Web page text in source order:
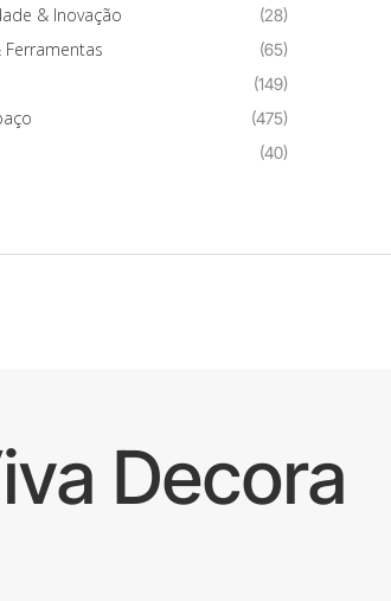
& Inovação (28)
Ferramentas (65)
(149)
(475)
(40)
Decora